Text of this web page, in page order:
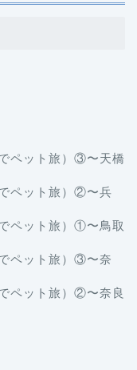
ペット旅）③〜天橋
ペット旅）②〜兵
ペット旅）①〜鳥取
ペット旅）③〜奈
ペット旅）②〜奈良